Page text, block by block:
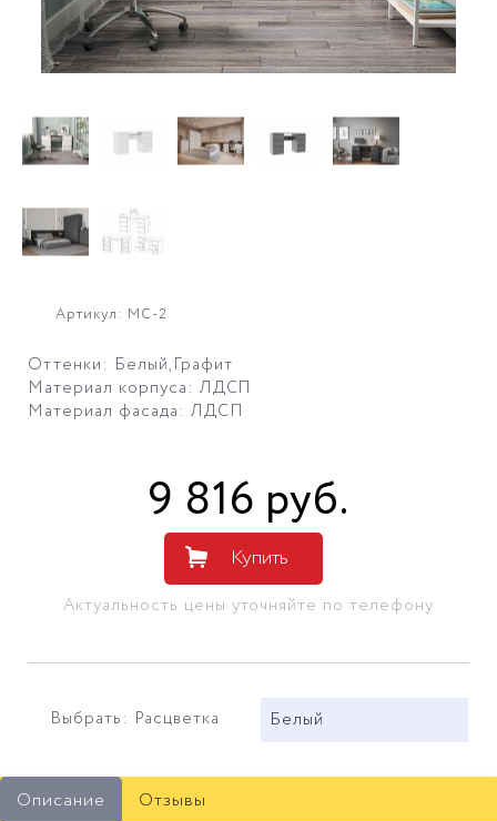
Артикул: МС-2
Оттенки: Белый,Графит
Материал корпуса: ЛДСП
Материал фасада: ЛДСП
9 816 руб.
Купить
Актуальность цены уточняйте по телефону
Выбрать: Расцветка Белый
Описание Отзывы